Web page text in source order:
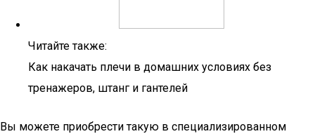
Читайте также:
Как накачать плечи в домашних условиях без
тренажеров, штанг и гантелей
Вы можете приобрести такую в специализированном